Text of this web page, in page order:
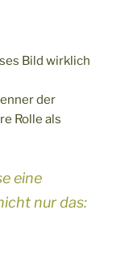
Bild wirklich
der
Rolle als
eine
nur das: